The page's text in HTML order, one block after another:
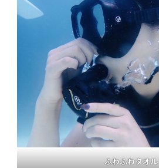
ふわふわタオル